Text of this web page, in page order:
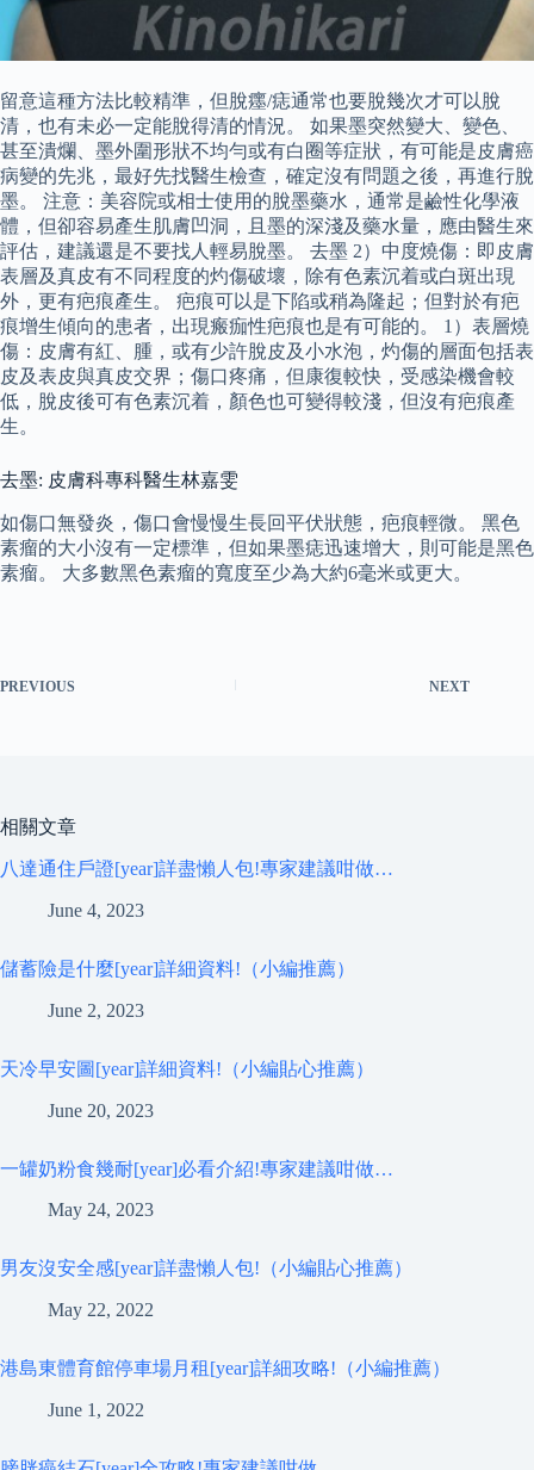
留意這種方法比較精準，但脫癦/痣通常也要脫幾次才可以脫
清，也有未必一定能脫得清的情況。 如果墨突然變大、變色、
甚至潰爛、墨外圍形狀不均勻或有白圈等症狀，有可能是皮膚癌
病變的先兆，最好先找醫生檢查，確定沒有問題之後，再進行脫
墨。 注意：美容院或相士使用的脫墨藥水，通常是鹼性化學液
體，但卻容易產生肌膚凹洞，且墨的深淺及藥水量，應由醫生來
評估，建議還是不要找人輕易脫墨。 去墨 2）中度燒傷：即皮膚
表層及真皮有不同程度的灼傷破壞，除有色素沉着或白斑出現
外，更有疤痕產生。 疤痕可以是下陷或稍為隆起；但對於有疤
痕增生傾向的患者，出現瘢痂性疤痕也是有可能的。 1）表層燒
傷：皮膚有紅、腫，或有少許脫皮及小水泡，灼傷的層面包括表
皮及表皮與真皮交界；傷口疼痛，但康復較快，受感染機會較
低，脫皮後可有色素沉着，顏色也可變得較淺，但沒有疤痕產
生。
去墨: 皮膚科專科醫生林嘉雯
如傷口無發炎，傷口會慢慢生長回平伏狀態，疤痕輕微。 黑色
素瘤的大小沒有一定標準，但如果墨痣迅速增大，則可能是黑色
素瘤。 大多數黑色素瘤的寬度至少為大約6毫米或更大。
PREVIOUS NEXT
相關文章
八達通住戶證[year]詳盡懶人包!專家建議咁做…
June 4, 2023
儲蓄險是什麼[year]詳細資料!（小編推薦）
June 2, 2023
天冷早安圖[year]詳細資料!（小編貼心推薦）
June 20, 2023
一罐奶粉食幾耐[year]必看介紹!專家建議咁做…
May 24, 2023
男友沒安全感[year]詳盡懶人包!（小編貼心推薦）
May 22, 2022
港島東體育館停車場月租[year]詳細攻略!（小編推薦）
June 1, 2022